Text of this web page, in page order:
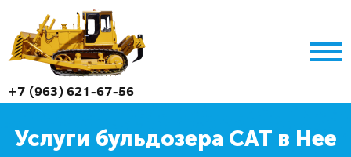
+7 (963) 621-67-56
Услуги бульдозера CAT в Нее